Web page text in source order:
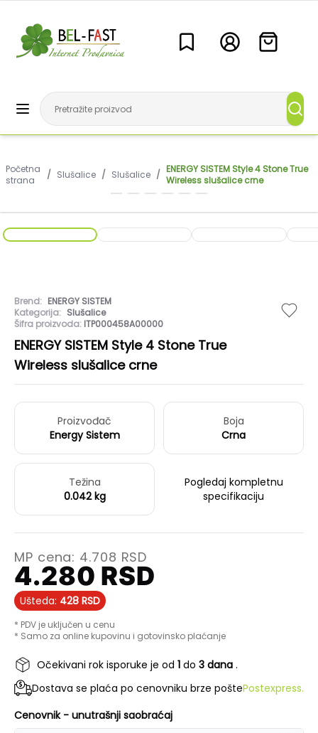
Početna
strana
/ Slušalice / Slušalice / ENERGY SISTEM Style 4 Stone True
Wireless slušalice crne
Brend: ENERGY SISTEM
Kategorija: Slušalice
Šifra proizvoda: ITP000458A00000
ENERGY SISTEM Style 4 Stone True
Wireless slušalice crne
Proizvođač
Energy Sistem
Boja
Crna
Težina
0.042 kg
Pogledaj kompletnu
specifikaciju
MP cena: 4.708 RSD
4.280 RSD
Ušteda: 428 RSD
* PDV je uključen u cenu
* Samo za online kupovinu i gotovinsko plaćanje
Očekivani rok isporuke je od 1 do 3 dana .
Dostava se plaća po cenovniku brze poštePostexpress.
Cenovnik - unutrašnji saobraćaj